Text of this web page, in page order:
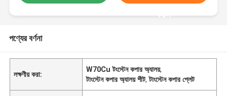
করুন
পণ্যের বর্ণনা
লক্ষণীয় করা:
W70Cu টংস্টেন কপার অ্যালয়,
টাংস্টেন কপার অ্যালয় শীট,টাংস্টেন কপার প্লেট